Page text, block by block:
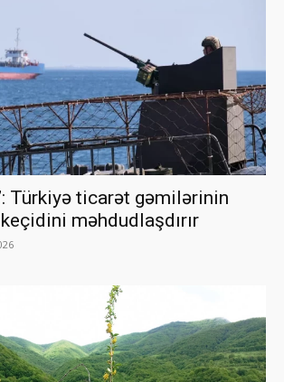
Türkiyə ticarət gəmilərinin
məhdudlaşdırır